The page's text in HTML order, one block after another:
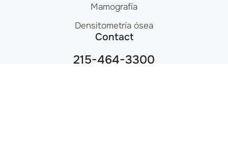
Mamografía
Densitometría ósea
Contact
215-464-3300